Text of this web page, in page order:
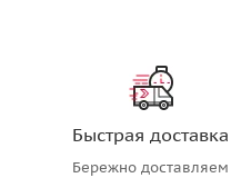
Быстрая доставка
Бережно доставляем